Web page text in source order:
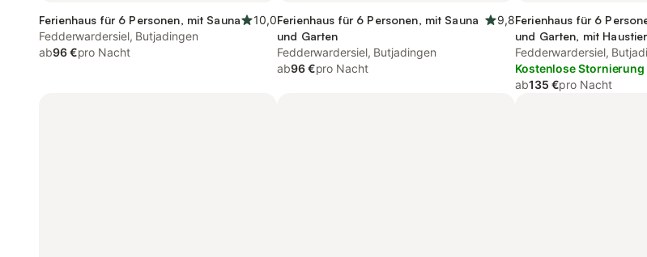
Ferienhaus für 6 Personen, mit Sauna
10,0
Fedderwardersiel, Butjadingen
ab96 €pro Nacht
Ferienhaus für 6 Personen, mit Sauna
und Garten
9,8
Fedderwardersiel, Butjadingen
ab96 €pro Nacht
Ferienhaus für 6
und Garten, mit Haustier
Fedderwardersiel,
Kostenlose Stornierung
ab135 €pro Nacht